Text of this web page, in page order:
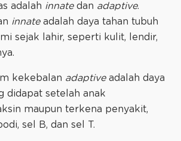
adalah innate dan adaptive.
innate adalah daya tahan tubuh
sejak lahir, seperti kulit, lendir,
kekebalan adaptive adalah daya
didapat setelah anak
maupun terkena penyakit,
sel B, dan sel T.